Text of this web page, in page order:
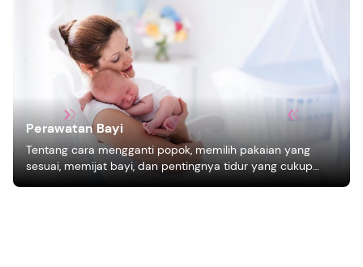
Perawatan Bayi
Tentang cara mengganti popok, memilih pakaian yang
sesuai, memijat bayi, dan pentingnya tidur yang cukup
bagi pertumbuhan bayi.